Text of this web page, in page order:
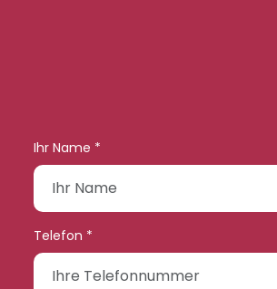
Ihr Name *
Telefon *